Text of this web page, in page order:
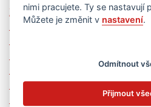
Elektronická žákovská
Jídelní lístek
Dotace a granty
Volná pracovní místa
nimi pracujete. Ty se nastavují
Můžete je změnit v nastavení.
Odmítnout
Přijmout